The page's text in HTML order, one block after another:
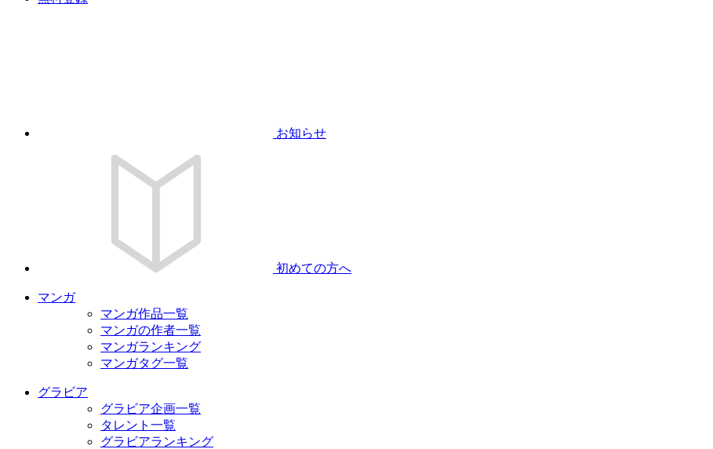
お知らせ
初めての方へ
マンガ
マンガ作品一覧
マンガの作者一覧
マンガランキング
マンガタグ一覧
グラビア
グラビア企画一覧
タレント一覧
グラビアランキング